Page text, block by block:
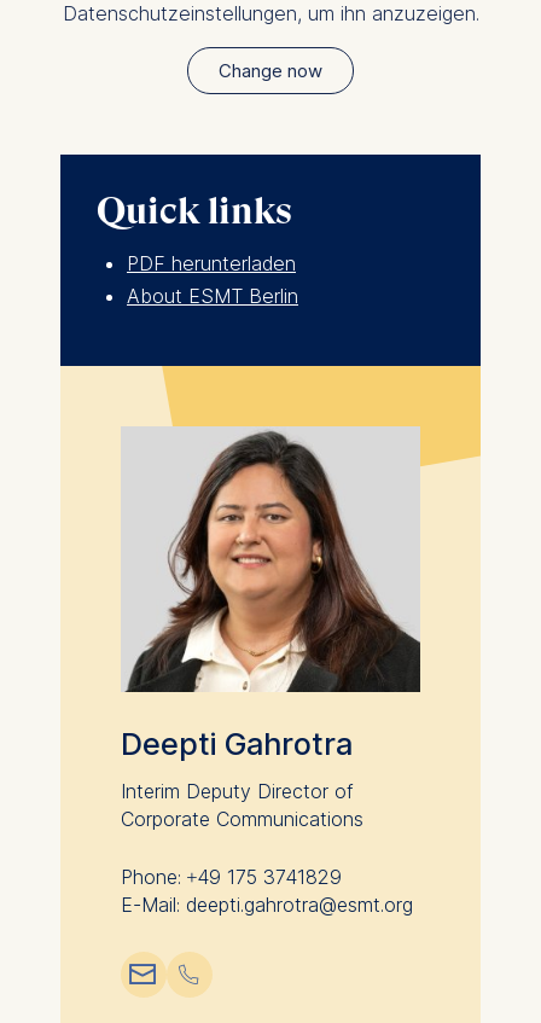
Datenschutzeinstellungen, um ihn anzuzeigen.
Change now
Quick links
PDF herunterladen
About ESMT Berlin
Deepti Gahrotra
Interim Deputy Director of
Corporate Communications
Phone: +49 175 3741829
E-Mail: deepti.gahrotra@esmt.org
📧︎ 📞︎